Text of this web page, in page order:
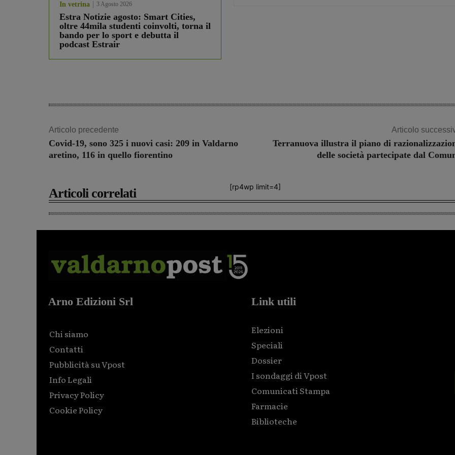
In vetrina 3 Agosto 2026
Estra Notizie agosto: Smart Cities,
oltre 44mila studenti coinvolti, torna il
bando per lo sport e debutta il
podcast Estrair
Articolo precedente
Covid-19, sono 325 i nuovi casi: 209 in Valdarno
aretino, 116 in quello fiorentino
Articolo
Terranuova illustra il piano di
delle società partecipate dal
[rp4wp limit=4]
Articoli correlati
Arno Edizioni Srl
Chi siamo
Contatti
Pubblicità su Vpost
Info Legali
Privacy Policy
Cookie Policy
Link utili
Elezioni
Speciali
Dossier
I sondaggi di Vpost
Comunicati Stampa
Farmacie
Biblioteche